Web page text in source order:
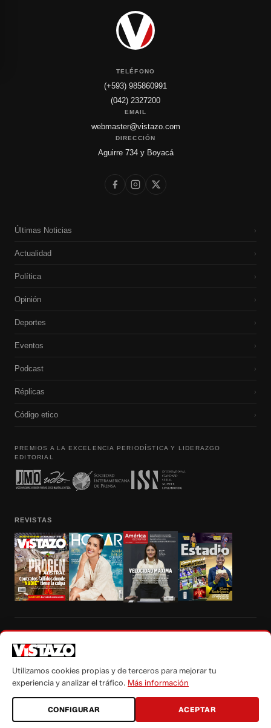
TELÉFONO
(+593) 985860991
(042) 2327200
EMAIL
webmaster@vistazo.com
DIRECCIÓN
Aguirre 734 y Boyacá
Últimas Noticias ›
Actualidad ›
Política ›
Opinión ›
Deportes ›
Eventos ›
Podcast ›
Réplicas ›
Código etico ›
PREMIOS A LA EXCELENCIA PERIODÍSTICA Y LIDERAZGO
EDITORIAL
REVISTAS
autorización escrita de su titular, de todos los contenidos de Vistazo.com.
Utilizamos cookies propias y de terceros para mejorar tu
experiencia y analizar el tráfico. Más información
CONFIGURAR ACEPTAR